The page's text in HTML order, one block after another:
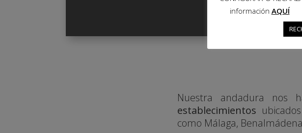
Nuestra andadura nos
establecimientos
como Málaga, Benalmádena
información AQUÍ